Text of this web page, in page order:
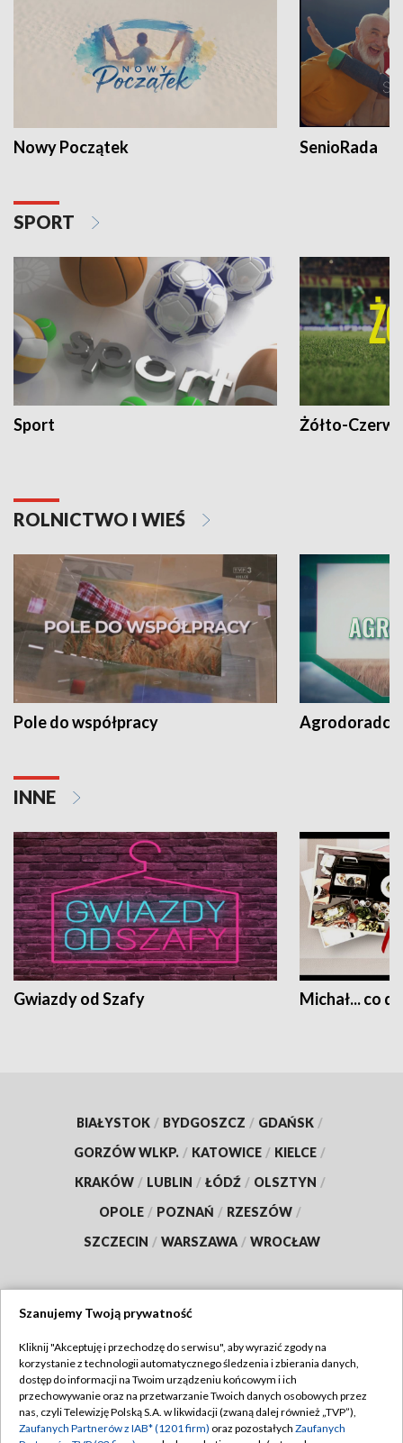
Nowy Początek SenioRada
SPORT
Sport Żółto-
ROLNICTWO I WIEŚ
Pole do współpracy Agrodoradcy
INNE
Gwiazdy od Szafy Michał... co
BIAŁYSTOK / BYDGOSZCZ / GDAŃSK /
GORZÓW WLKP. / KATOWICE / KIELCE /
KRAKÓW / LUBLIN / ŁÓDŹ / OLSZTYN /
OPOLE / POZNAŃ / RZESZÓW /
SZCZECIN / WARSZAWA / WROCŁAW
TVP
Abonament TVP
Emisja w TVP
Regulamin TVP
Polityka prywatności
Szanujemy Twoją prywatność
Kliknij "Akceptuję i przechodzę do serwisu", aby wyrazić zgody na
korzystanie z technologii automatycznego śledzenia i zbierania danych,
dostęp do informacji na Twoim urządzeniu końcowym i ich
przechowywanie oraz na przetwarzanie Twoich danych osobowych przez
nas, czyli Telewizję Polską S.A. w likwidacji (zwaną dalej również „TVP”),
Zaufanych Partnerów z IAB* (1201 firm) oraz pozostałych Zaufanych